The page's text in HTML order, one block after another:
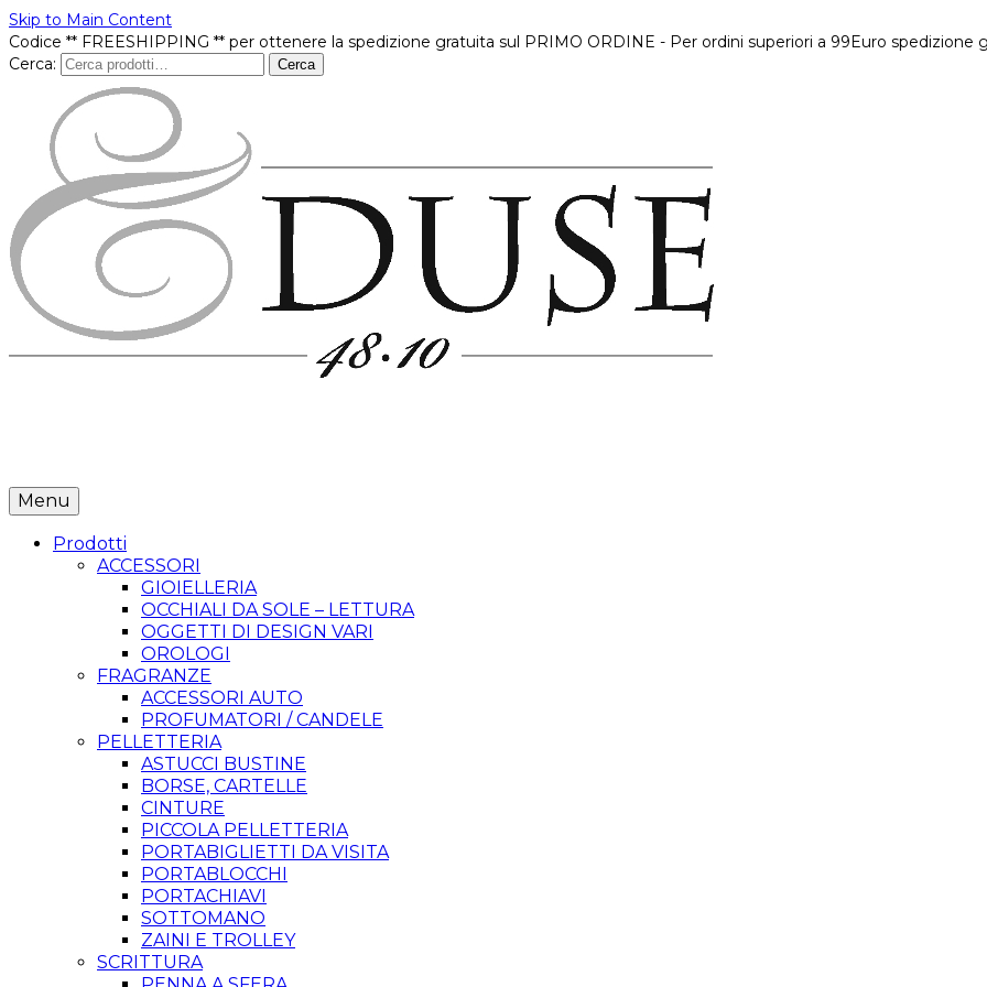
Skip to Main Content
Codice ** FREESHIPPING ** per ottenere la spedizione gratuita sul PRIMO ORDINE - Per ordini superiori a 99Euro spedizione
Cerca:
Cerca
Menu
Prodotti
ACCESSORI
GIOIELLERIA
OCCHIALI DA SOLE – LETTURA
OGGETTI DI DESIGN VARI
OROLOGI
FRAGRANZE
ACCESSORI AUTO
PROFUMATORI / CANDELE
PELLETTERIA
ASTUCCI BUSTINE
BORSE, CARTELLE
CINTURE
PICCOLA PELLETTERIA
PORTABIGLIETTI DA VISITA
PORTABLOCCHI
PORTACHIAVI
SOTTOMANO
ZAINI E TROLLEY
SCRITTURA